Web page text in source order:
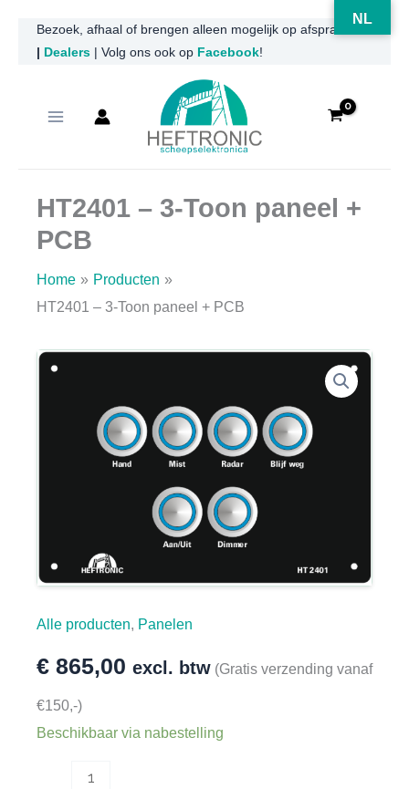
naar
inhoud
Bezoek, afhaal of brengen alleen mogelijk op afspraak
Dealers | Volg ons ook op Facebook!
HT2401 – 3-Toon paneel +
PCB
Home
Producten
HT2401 – 3-Toon paneel + PCB
Alle producten, Panelen
€ 865,00 excl. btw (Gratis verzending vanaf
€150,-)
Beschikbaar via nabestelling
HT2401
NL